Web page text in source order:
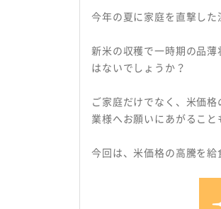
今年の夏に家庭を直撃した
新米の収穫で一時期の品
はないでしょうか？
ご家庭だけでなく、米価
業様へお願いにあがること
今回は、米価格の高騰を給